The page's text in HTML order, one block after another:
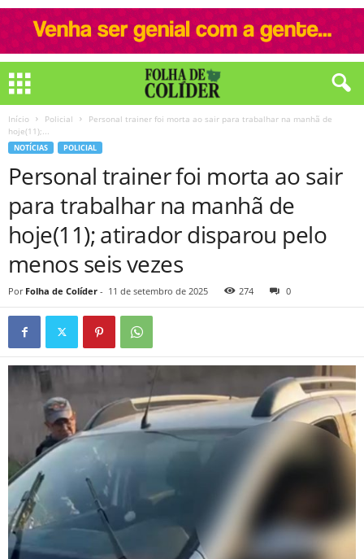
Início Policial
Personal trainer foi morta ao sair para trabalhar na manhã de
hoje(11);...
NOTÍCIAS POLICIAL
Personal trainer foi morta ao sair
para trabalhar na manhã de
hoje(11); atirador disparou pelo
menos seis vezes
Por Folha de Colíder - 11 de setembro de 2025 274 0